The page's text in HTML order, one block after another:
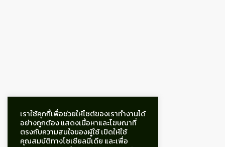
เราใช้คุกกี้เพื่อช่วยให้ไซต์ของเราทำงานได้
อย่างถูกต้อง แสดงเนื้อหาและโฆษณาที่
ตรงกับความสนใจของผู้ใช้ เปิดให้ใช้
คุณสมบัติทางโซเชียลมีเดีย และเพื่อ